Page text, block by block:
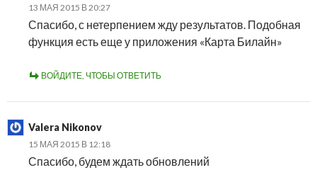
13 МАЯ 2015 В 20:27
Спасибо, с нетерпением жду результатов. Подобная
функция есть еще у приложения «Карта Билайн»
ВОЙДИТЕ, ЧТОБЫ ОТВЕТИТЬ
Valera Nikonov
15 МАЯ 2015 В 12:18
Спасибо, будем ждать обновлений